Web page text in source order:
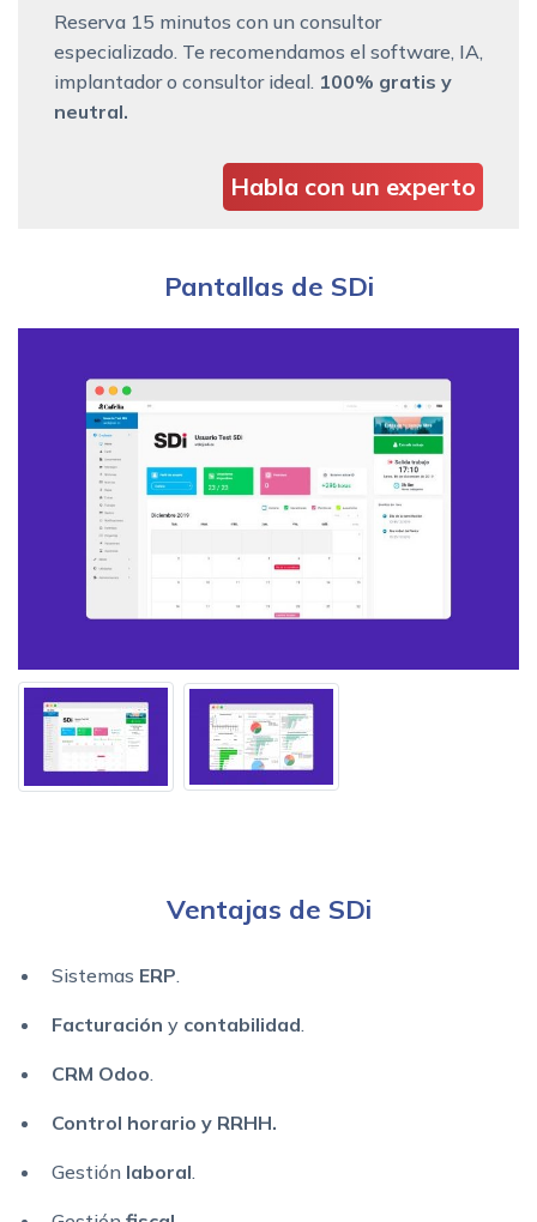
Reserva 15 minutos con un consultor
especializado. Te recomendamos el software, IA,
implantador o consultor ideal. 100% gratis y
neutral.
Habla con un experto
Pantallas de SDi
Ventajas de SDi
Sistemas ERP.
Facturación y contabilidad.
CRM Odoo.
Control horario y RRHH.
Gestión laboral.